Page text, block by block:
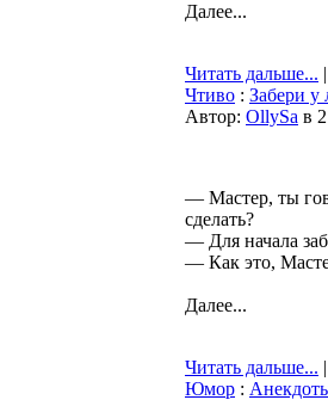
Далее...
Читать дальше...
Чтиво : Забери у
Автор: OllySa в
— Мастер, ты
сделать?
— Для начала
— Как это,
Далее...
Читать дальше...
Юмор :